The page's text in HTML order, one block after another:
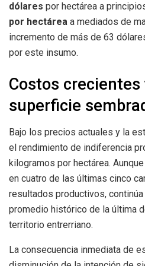
dólares por hectárea a
por hectárea a mediados de
incremento de más de 63
por este insumo.
Costos crecientes
superficie
Bajo los precios actuales y la
el rendimiento de indiferencia
kilogramos por hectárea.
en cuatro de las últimas cinco
resultados productivos,
promedio histórico de la última
territorio entrerriano.
La consecuencia inmediata de